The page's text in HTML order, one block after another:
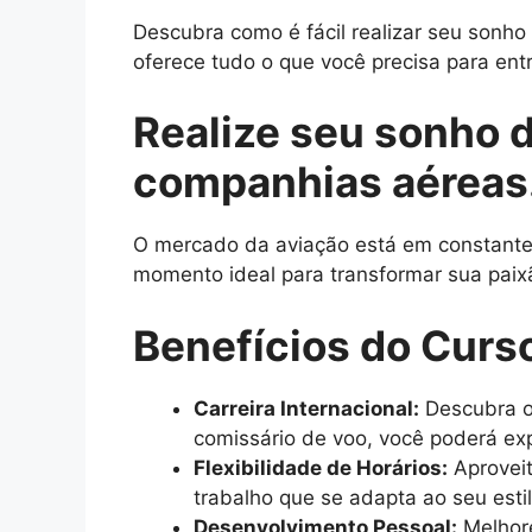
Descubra como é fácil realizar seu
oferece tudo o que você precisa para
Realize seu sonho
companhias
O mercado da aviação está em
momento ideal para transformar sua
Benefícios do
Carreira Internacional: Descubra
comissário de voo, você poderá
Flexibilidade de Horários:
trabalho que se adapta ao seu
Desenvolvimento Pessoal: